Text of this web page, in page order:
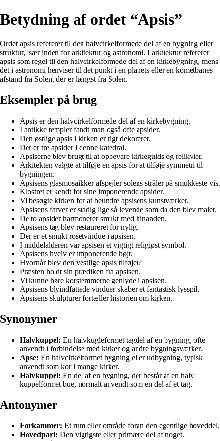
Betydning af ordet “Apsis”
Ordet apsis refererer til den halvcirkelformede del af en bygning eller
struktur, især inden for arkitektur og astronomi. I arkitektur refererer
apsis som regel til den halvcirkelformede del af en kirkebygning, mens
det i astronomi henviser til det punkt i en planets eller en kometbanes
afstand fra Solen, der er længst fra Solen.
Eksempler på brug
Apsis er den halvcirkelformede del af en kirkebygning.
I antikke templer fandt man også ofte apsider.
Den østlige apsis i kirken er rigt dekoreret.
Der er tre apsider i denne katedral.
Apsiserne blev brugt til at opbevare kirkegulds og relikvier.
Arkitekten valgte at tilføje en apsis for at tilføje symmetri til
bygningen.
Apsisens glasmosaikker afspejler solens stråler på smukkeste vis.
Klostret er kendt for sine imponerende apsider.
Vi besøgte kirken for at beundre apsisens kunstværker.
Apsisens farver er stadig lige så levende som da den blev malet.
De to apsider harmonerer smukt med hinanden.
Apsisens tag blev restaureret for nylig.
Der er et smukt rosetvindue i apsisen.
I middelalderen var apsisen et vigtigt religiøst symbol.
Apsisens hvelv er imponerende højt.
Hvornår blev den vestlige apsis tilføjet?
Præsten holdt sin prædiken fra apsisen.
Vi kunne høre korstemmerne genlyde i apsisen.
Apsisens blyindfattede vinduer skaber et fantastisk lysspil.
Apsisens skulpturer fortæller historien om kirken.
Synonymer
Halvkuppel: En halvkugleformet tagdel af en bygning, ofte
anvendt i forbindelse med kirker og andre bygningsværker.
Apse: En halvcirkelformet bygning eller udbygning, typisk
anvendt som kor i mange kirker.
Halvkuppel: En del af en bygning, der består af en halv
kuppelformet bue, normalt anvendt som en del af et tag.
Antonymer
Forkammer: Et rum eller område foran den egentlige hoveddel.
Hovedpart: Den vigtigste eller primære del af noget.